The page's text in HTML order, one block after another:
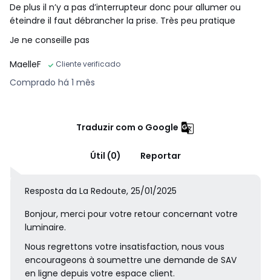
De plus il n’y a pas d’interrupteur donc pour allumer ou
éteindre il faut débrancher la prise. Très peu pratique
Je ne conseille pas
MaelleF
Cliente verificado
Comprado há 1 mês
Traduzir com o Google
Útil (0) Reportar
Resposta da La Redoute, 25/01/2025
Bonjour, merci pour votre retour concernant votre
luminaire.
Nous regrettons votre insatisfaction, nous vous
encourageons à soumettre une demande de SAV
en ligne depuis votre espace client.